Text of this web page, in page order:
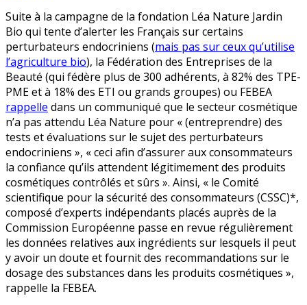
contredit
par
les
professionnels
de
la
beauté
Suite à la campagne de la fondation Léa Nature Jardin
Bio qui tente d’alerter les Français sur certains
perturbateurs endocriniens (mais pas sur ceux qu’utilise
l’agriculture bio), la Fédération des Entreprises de la
Beauté (qui fédère plus de 300 adhérents, à 82% des TPE-
PME et à 18% des ETI ou grands groupes) ou FEBEA
rappelle dans un communiqué que le secteur cosmétique
n’a pas attendu Léa Nature pour « (entreprendre) des
tests et évaluations sur le sujet des perturbateurs
endocriniens », « ceci afin d’assurer aux consommateurs
la confiance qu’ils attendent légitimement des produits
cosmétiques contrôlés et sûrs ». Ainsi, « le Comité
scientifique pour la sécurité des consommateurs (CSSC)*,
composé d’experts indépendants placés auprès de la
Commission Européenne passe en revue régulièrement
les données relatives aux ingrédients sur lesquels il peut
y avoir un doute et fournit des recommandations sur le
dosage des substances dans les produits cosmétiques »,
rappelle la FEBEA.